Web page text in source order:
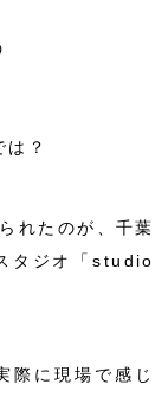
は？
れたのが、千葉
タジオ「studio
際に現場で感じ